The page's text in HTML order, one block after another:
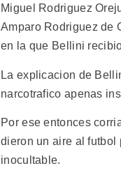
Miguel Rodriguez
Amparo Rodriguez de
en la que Bellini
La explicacion de
narcotrafico apenas
Por ese entonces
dieron un aire al futbol
inocultable.